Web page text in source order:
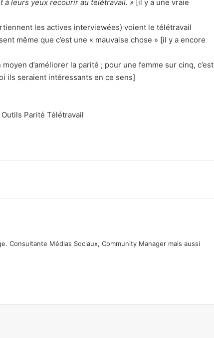
à leurs yeux recourir au télétravail. » [il y a une vraie
les actives interviewées) voient le télétravail
même que c’est une « mauvaise chose » [il y a encore
d’améliorer la parité ; pour une femme sur cinq, c’est
ils seraient intéressants en ce sens]
Outils Parité Télétravail
Consultante Médias Sociaux, Community Manager mais aussi